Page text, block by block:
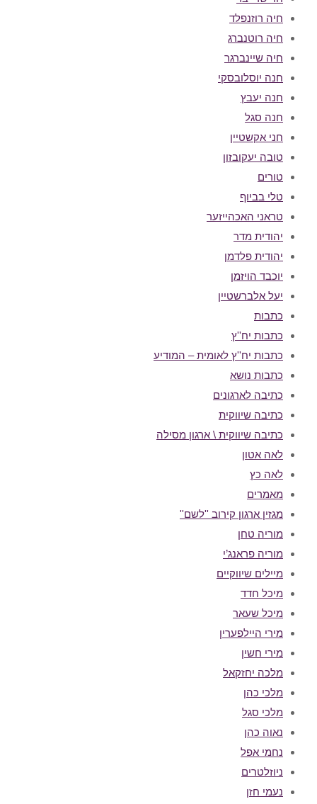
חיה רוזנפלד
חיה רוטנברג
חיה שיינברגר
חנה יוסלובסקי
חנה יעבץ
חנה סגל
חני אקשטיין
טובה יעקובזון
טורים
טלי בביוף
טראני האכהייזער
יהודית מדר
יהודית פלדמן
יוכבד הויזמן
יעל אלברשטיין
כתבות
כתבות יח''ץ
כתבות יח''ץ לאומית – המודיע
כתבות נושא
כתיבה לארגונים
כתיבה שיווקית
כתיבה שיווקית \ ארגון מסילה
לאה אטון
לאה כץ
מאמרים
מגזין ארגון קירוב ''לשם''
מוריה טחן
מוריה פראנג’י
מיילים שיווקיים
מיכל חדד
מיכל שעאר
מירי היילפערין
מירי חשין
מלכה יחזקאל
מלכי כהן
מלכי סגל
נאוה כהן
נחמי אפל
ניוזלטרים
נעמי חזן